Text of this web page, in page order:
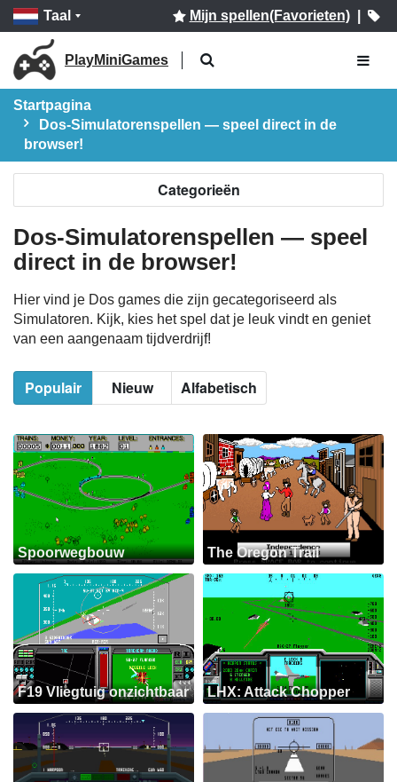
Taal Mijn spellen(Favorieten)|
PlayMiniGames
Startpagina
Dos-Simulatorenspellen — speel direct in de
browser!
Categorieën
Dos-Simulatorenspellen — speel
direct in de browser!
Hier vind je Dos games die zijn gecategoriseerd als
Simulatoren. Kijk, kies het spel dat je leuk vindt en geniet
van een aangenaam tijdverdrijf!
Populair Nieuw Alfabetisch
Spoorwegbouw The Oregon Trail
F19 Vliegtuig onzichtbaar LHX: Attack Chopper